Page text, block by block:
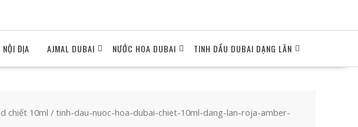
NỘI ĐỊA AJMAL DUBAI NƯỚC HOA DUBAI TINH DẦU DUBAI DẠNG LĂN
chiết 10ml / tinh-dau-nuoc-hoa-dubai-chiet-10ml-dang-lan-roja-amber-